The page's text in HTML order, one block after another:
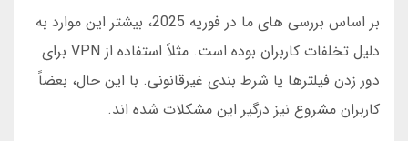
بر اساس بررسی های ما در فوریه 2025، بیشتر این موارد به
دلیل تخلفات کاربران بوده است. مثلاً استفاده از VPN برای
دور زدن فیلترها یا شرط بندی غیرقانونی. با این حال، بعضاً
کاربران مشروع نیز درگیر این مشکلات شده اند.